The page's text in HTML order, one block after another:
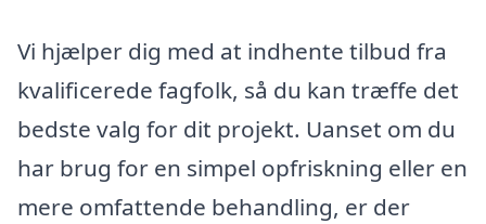
Vi hjælper dig med at indhente tilbud fra
kvalificerede fagfolk, så du kan træffe det
bedste valg for dit projekt. Uanset om du
har brug for en simpel opfriskning eller en
mere omfattende behandling, er der